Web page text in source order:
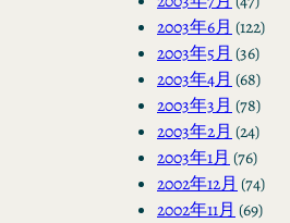
2003年6月 (122)
2003年5月 (36)
2003年4月 (68)
2003年3月 (78)
2003年2月 (24)
2003年1月 (76)
2002年12月 (74)
2002年11月 (69)